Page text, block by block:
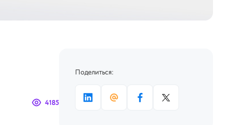
4185
Поделиться: